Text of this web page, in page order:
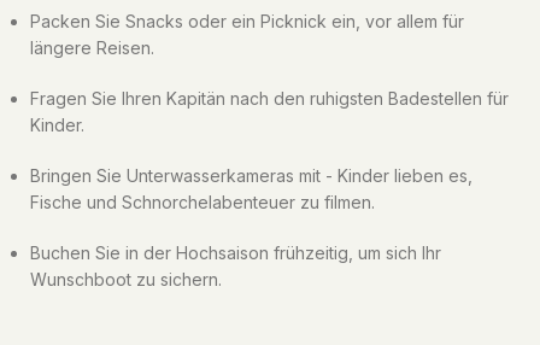
Packen Sie Snacks oder ein Picknick ein, vor allem für
längere Reisen.
Fragen Sie Ihren Kapitän nach den ruhigsten Badestellen für
Kinder.
Bringen Sie Unterwasserkameras mit - Kinder lieben es,
Fische und Schnorchelabenteuer zu filmen.
Buchen Sie in der Hochsaison frühzeitig, um sich Ihr
Wunschboot zu sichern.